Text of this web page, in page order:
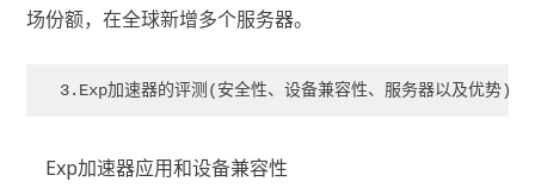
场份额，在全球新增多个服务器。
3.Exp加速器的评测(安全性、设备兼容性、服务器以及优势)：
Exp加速器应用和设备兼容性